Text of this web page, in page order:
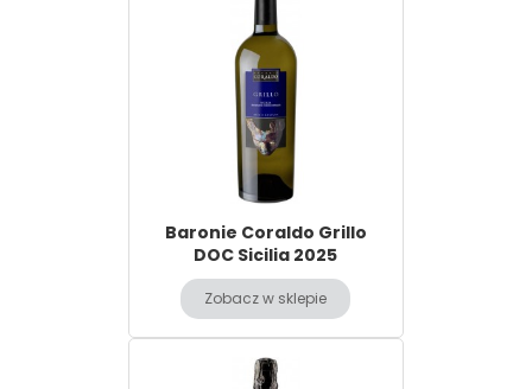
Baronie Coraldo Grillo
DOC Sicilia 2025
Zobacz w sklepie